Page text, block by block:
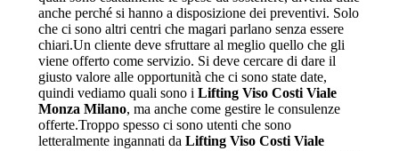
anche perché si hanno a disposizione dei preventivi. Solo
che ci sono altri centri che magari parlano senza essere
chiari.Un cliente deve sfruttare al meglio quello che gli
viene offerto come servizio. Si deve cercare di dare il
giusto valore alle opportunità che ci sono state date,
quindi vediamo quali sono i Lifting Viso Costi Viale
Monza Milano, ma anche come gestire le consulenze
offerte.Troppo spesso ci sono utenti che sono
letteralmente ingannati da Lifting Viso Costi Viale